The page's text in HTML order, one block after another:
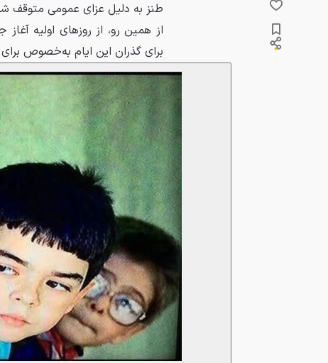
طنز به دلیل عزای عمومی متوقف
از همین رو، از روزهای اولیه
برای گذران این ایام به‌خصوص